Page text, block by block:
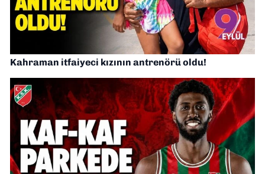
Kahraman itfaiyeci kızının antrenörü oldu!